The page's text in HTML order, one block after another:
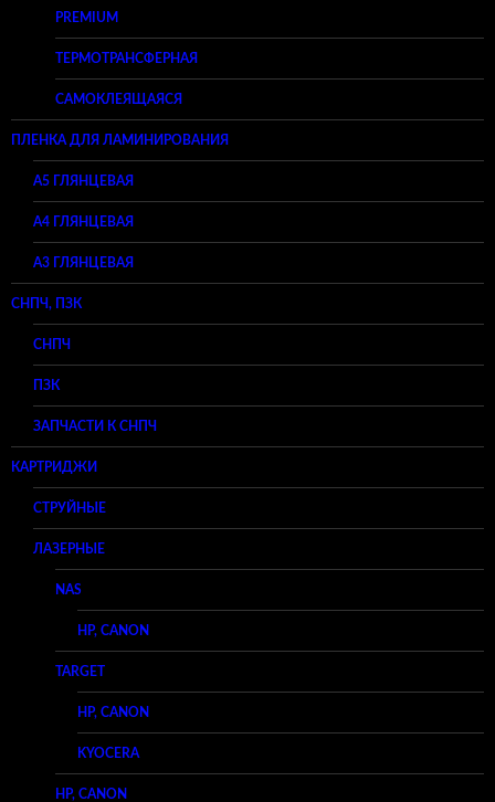
PREMIUM
ТЕРМОТРАНСФЕРНАЯ
САМОКЛЕЯЩАЯСЯ
ПЛЕНКА ДЛЯ ЛАМИНИРОВАНИЯ
A5 ГЛЯНЦЕВАЯ
А4 ГЛЯНЦЕВАЯ
A3 ГЛЯНЦЕВАЯ
СНПЧ, ПЗК
СНПЧ
ПЗК
ЗАПЧАСТИ К СНПЧ
КАРТРИДЖИ
СТРУЙНЫЕ
ЛАЗЕРНЫЕ
NAS
HP, CANON
TARGET
HP, CANON
KYOCERA
HP, CANON